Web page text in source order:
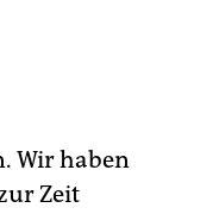
Wir haben
Zeit